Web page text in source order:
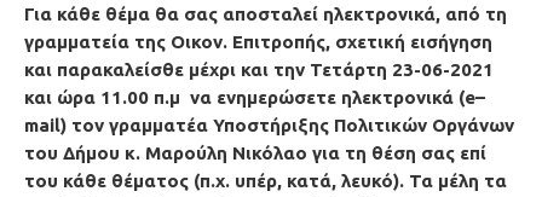
Για κάθε θέμα θα σας αποσταλεί ηλεκτρονικά, από τη
γραμματεία της Οικον. Επιτροπής, σχετική εισήγηση
και παρακαλείσθε μέχρι και την Τετάρτη 23-06-2021
και ώρα 11.00 π.μ να ενημερώσετε ηλεκτρονικά (e–
mail) τον γραμματέα Υποστήριξης Πολιτικών Οργάνων
του Δήμου κ. Μαρούλη Νικόλαο για τη θέση σας επί
του κάθε θέματος (π.χ. υπέρ, κατά, λευκό). Τα μέλη τα